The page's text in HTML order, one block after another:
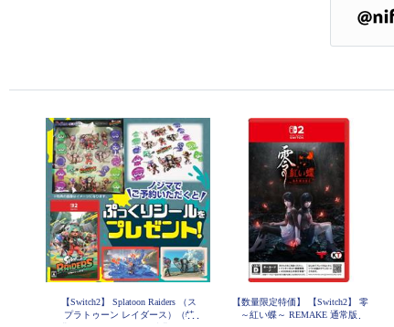
【Switch2】 Splatoon Raiders （ス
プラトゥーン レイダース）（特
【数量限定特価】 【Switch2】 零
～紅い蝶～ REMAKE 通常版